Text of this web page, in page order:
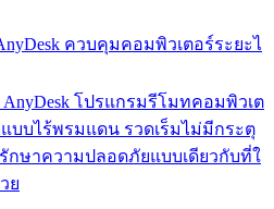
ควบคุมคอมพิวเตอร์ระยะไ
โปรแกรมรีโมทคอมพิวเต
บบไร้พรมแดน รวดเร็มไม่มีกระตุ
ษาความปลอดภัยแบบเดียวกับที่ใ
ย